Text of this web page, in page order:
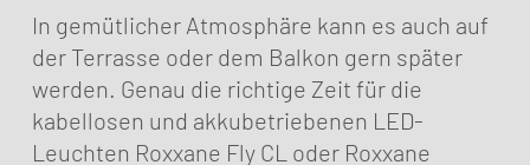
In gemütlicher Atmosphäre kann es auch auf
der Terrasse oder dem Balkon gern später
werden. Genau die richtige Zeit für die
kabellosen und akkubetriebenen LED-
Leuchten Roxxane Fly CL oder Roxxane